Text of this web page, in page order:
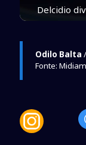
Delcidio
Odilo Balta
Fonte: